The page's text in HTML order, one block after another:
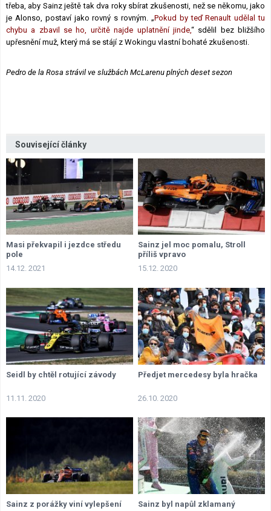
třeba, aby Sainz ještě tak dva roky sbírat zkušenosti, než se někomu, jako
je Alonso, postaví jako rovný s rovným. „Pokud by teď Renault udělal tu
chybu a zbavil se ho, určitě najde uplatnění jinde,“ sdělil bez bližšího
upřesnění muž, který má se stájí z Wokingu vlastní bohaté zkušenosti.
Pedro de la Rosa strávil ve službách McLarenu plných deset sezon
Související články
Masi překvapil i jezdce středu
pole
14.12. 2021
Sainz jel moc pomalu, Stroll
příliš vpravo
15.12. 2020
Seidl by chtěl rotující závody
11.11. 2020
Předjet mercedesy byla hračka
26.10. 2020
Sainz z porážky viní vylepšení Sainz byl napůl zklamaný